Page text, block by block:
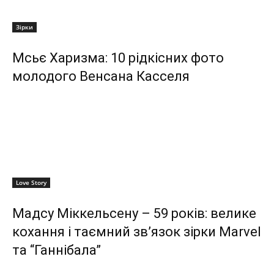
Зірки
Мсьє Харизма: 10 рідкісних фото
молодого Венсана Касселя
Love Story
Мадсу Міккельсену – 59 років: велике
кохання і таємний зв’язок зірки Marvel
та “Ганнібала”